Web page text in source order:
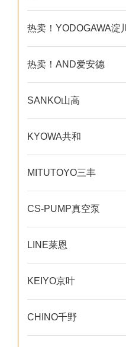
热卖！YODOGAWA淀川
热卖！AND爱安德
SANKO山高
KYOWA共和
MITUTOYO三丰
CS-PUMP真空泵
LINE莱恩
KEIYO京叶
CHINO千野